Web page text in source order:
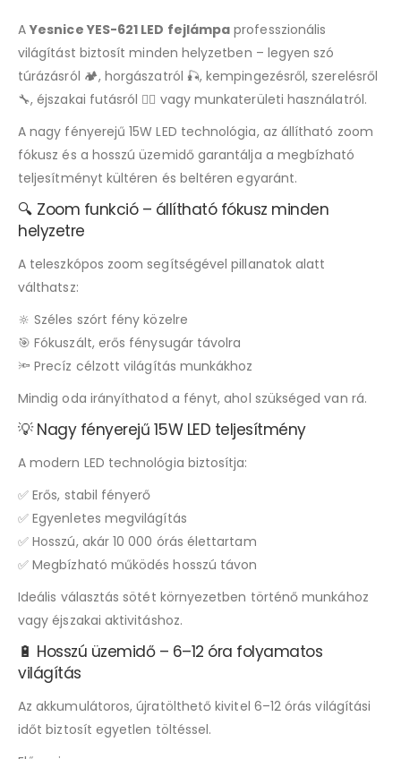
AYesnice YES-621 LED fejlámpa professzionális
világítást biztosít minden helyzetben – legyen szó
túrázásról 🏕, horgászatról 🎣, kempingezésről, szerelésről
🔧, éjszakai futásról 🏃‍♂️ vagy munkaterületi használatról.
A nagy fényerejű 15W LED technológia, az állítható zoom
fókusz és a hosszú üzemidő garantálja a megbízható
teljesítményt kültéren és beltéren egyaránt.
🔍 Zoom funkció – állítható fókusz minden
helyzetre
A teleszkópos zoom segítségével pillanatok alatt
válthatsz:
🔆 Széles szórt fény közelre
🎯 Fókuszált, erős fénysugár távolra
🔦 Precíz célzott világítás munkákhoz
Mindig oda irányíthatod a fényt, ahol szükséged van rá.
💡 Nagy fényerejű 15W LED teljesítmény
A modern LED technológia biztosítja:
✅ Erős, stabil fényerő
✅ Egyenletes megvilágítás
✅ Hosszú, akár 10 000 órás élettartam
✅ Megbízható működés hosszú távon
Ideális választás sötét környezetben történő munkához
vagy éjszakai aktivitáshoz.
🔋 Hosszú üzemidő – 6–12 óra folyamatos
világítás
Az akkumulátoros, újratölthető kivitel 6–12 órás világítási
időt biztosít egyetlen töltéssel.